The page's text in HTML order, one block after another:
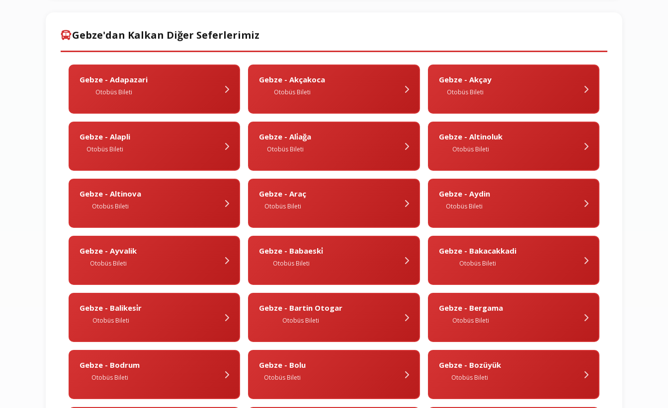
Gebze'dan Kalkan Diğer Seferlerimiz
Gebze - Adapazari
Otobüs Bileti
Gebze - Akçakoca
Otobüs Bileti
Gebze - Akçay
Otobüs Bileti
Gebze - Alapli
Otobüs Bileti
Gebze - Ali̇ağa
Otobüs Bileti
Gebze - Altinoluk
Otobüs Bileti
Gebze - Altinova
Otobüs Bileti
Gebze - Araç
Otobüs Bileti
Gebze - Aydin
Otobüs Bileti
Gebze - Ayvalik
Otobüs Bileti
Gebze - Babaeski̇
Otobüs Bileti
Gebze - Bakacakkadi
Otobüs Bileti
Gebze - Balikesi̇r
Otobüs Bileti
Gebze - Bartin Otogar
Otobüs Bileti
Gebze - Bergama
Otobüs Bileti
Gebze - Bodrum
Otobüs Bileti
Gebze - Bolu
Otobüs Bileti
Gebze - Bozüyük
Otobüs Bileti